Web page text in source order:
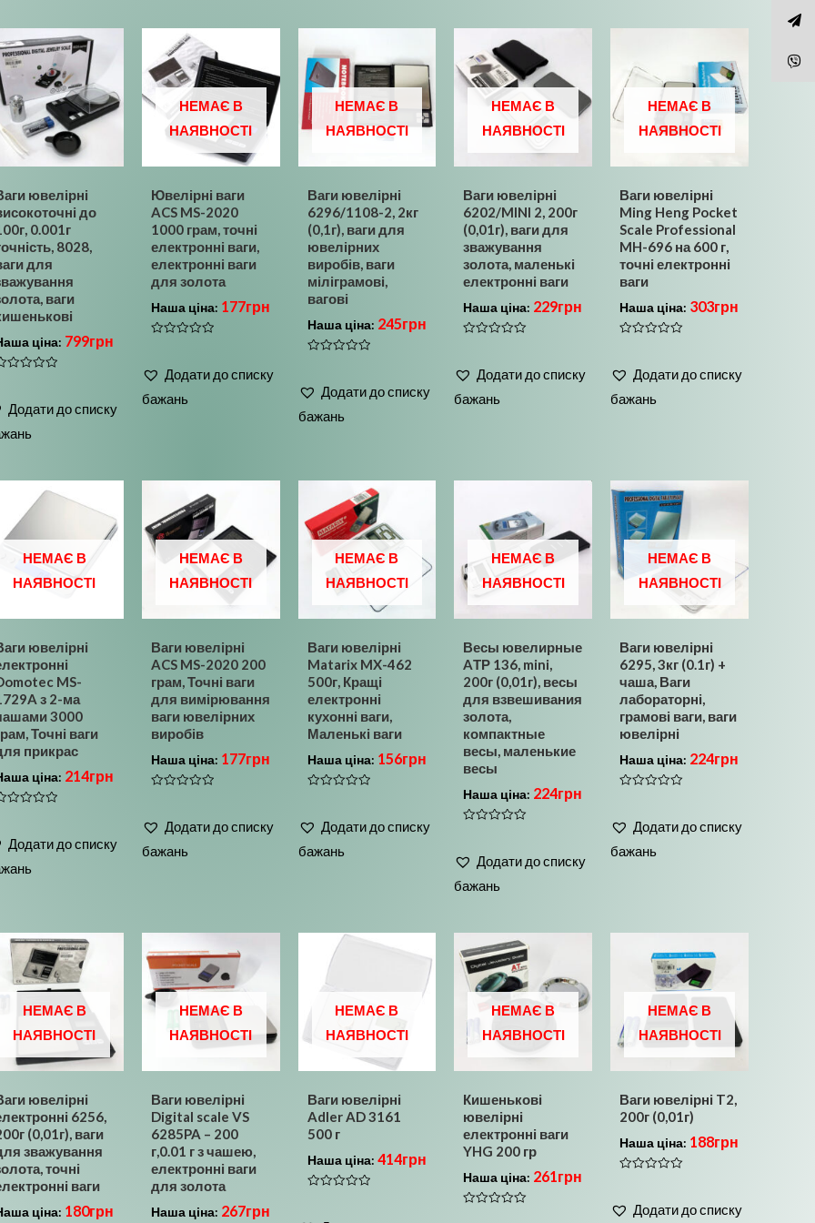
ювелірні
до
0.001г
8028,
для
ваги
ціна: 799грн
Додати до списку
НЕМАЄ В
НАЯВНОСТІ
Ювелірні ваги
ACS MS-2020
1000 грам, точні
електронні ваги,
електронні ваги
для золота
Наша ціна: 177грн
з
Додати до списку
бажань
НЕМАЄ В
НАЯВНОСТІ
Ваги ювелірні
6296/1108-2, 2кг
(0,1г), ваги для
ювелірних
виробів, ваги
міліграмові,
вагові
Наша ціна: 245грн
з
Додати до списку
бажань
НЕМАЄ В
НАЯВНОСТІ
Ваги ювелірні
6202/MINI 2, 200г
(0,01г), ваги для
зважування
золота, маленькі
електронні ваги
Наша ціна: 229грн
з
Додати до списку
бажань
НЕМАЄ В
НАЯВНОСТІ
Ваги ювелірні
Ming Heng Pocket
Scale Professional
MH-696 на 600 г,
точні електронні
ваги
Наша ціна: 303грн
з
Додати до списку
бажань
НЕМАЄ В
НАЯВНОСТІ
ювелірні
MS-
з 2-ма
3000
Точні ваги
прикрас
ціна: 214грн
Додати до списку
НЕМАЄ В
НАЯВНОСТІ
Ваги ювелірні
ACS MS-2020 200
грам, Точні ваги
для вимірювання
ваги ювелірних
виробів
Наша ціна: 177грн
з
Додати до списку
бажань
НЕМАЄ В
НАЯВНОСТІ
Ваги ювелірні
Matarix MX-462
500г, Кращі
електронні
кухонні ваги,
Маленькі ваги
Наша ціна: 156грн
з
Додати до списку
бажань
НЕМАЄ В
НАЯВНОСТІ
Весы ювелирные
AТР 136, mini,
200г (0,01г), весы
для взвешивания
золота,
компактные
весы, маленькие
весы
Наша ціна: 224грн
з
Додати до списку
бажань
НЕМАЄ В
НАЯВНОСТІ
Ваги ювелірні
6295, 3кг (0.1г) +
чаша, Ваги
лабораторні,
грамові ваги, ваги
ювелірні
Наша ціна: 224грн
з
Додати до списку
бажань
НЕМАЄ В
НАЯВНОСТІ
ювелірні
6256,
(0,01г), ваги
зважування
точні
ваги
ціна: 180грн
НЕМАЄ В
НАЯВНОСТІ
Ваги ювелірні
Digital scale VS
6285PA – 200
г,0.01 г з чашею,
електронні ваги
для золота
Наша ціна: 267грн
НЕМАЄ В
НАЯВНОСТІ
Ваги ювелірні
Adler AD 3161
500 г
Наша ціна: 414грн
НЕМАЄ В
НАЯВНОСТІ
Кишенькові
ювелірні
електронні ваги
YHG 200 гр
Наша ціна: 261грн
НЕМАЄ В
НАЯВНОСТІ
Ваги ювелірні T2,
200г (0,01г)
Наша ціна: 188грн
з
Додати до списку